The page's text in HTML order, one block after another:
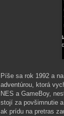
Píše sa rok 1992 a
adventúrou, ktorá
NES a GameBoy,
stojí za povšimnutie
ak prídu na pretras